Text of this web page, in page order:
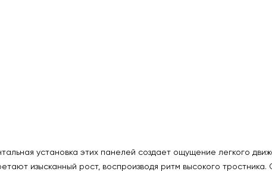
установка этих панелей создает ощущение легкого
изысканный рост, воспроизводя ритм высокого